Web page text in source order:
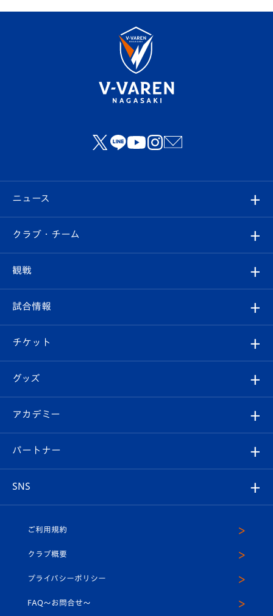
ニュース
すべて
クラブ
試合情報
チケット
イベント
メディア
ホームタウン
クラブ・チーム
クラブ概要
エンブレム紹介
スタッフプロフィール
マスコット紹介
平和祈念活動
観戦
観戦ルール
はじめての観戦ガイド
Revive Team
ヴィヴィくんの長崎おもてなしガイド
試合情報
試合日程/結果
フォトギャラリー
スタジアムグルメ
チケット
チケット
V-LOVERS（ファンクラブ）
プレイヤーズスイート
グッズ
オンラインショップ
店舗情報
アカデミー
育成からのお知らせ
U-18
スクール
パートナー
SNS
ヴィヴィくんインスタグラム
公式LINE＠
ご利用規約
クラブ概要
プライバシーポリシー
FAQ〜お問合せ〜